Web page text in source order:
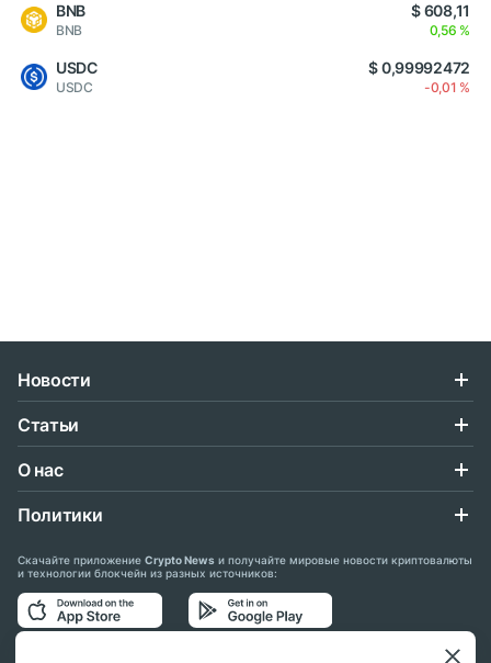
BNB
BNB
$ 608,11
0,56 %
USDC
USDC
$ 0,99992472
-0,01 %
Новости
Статьи
О нас
Политики
Скачайте приложение Crypto News и получайте мировые новости криптовалюты
и технологии блокчейн из разных источников: